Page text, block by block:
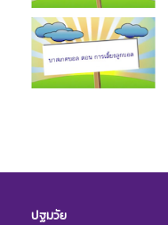
ปฐมวัย